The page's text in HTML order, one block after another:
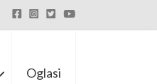
Oglasi